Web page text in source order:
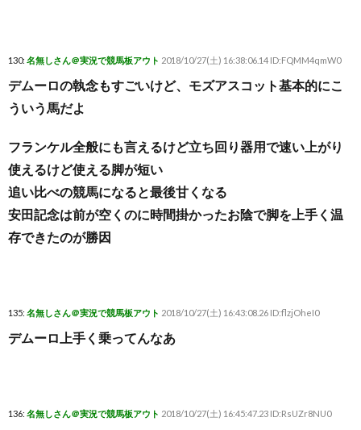
130: 名無しさん＠実況で競馬板アウト 2018/10/27(土) 16:38:06.14 ID:FQMM4qmW0
デムーロの執念もすごいけど、モズアスコット基本的にこ
ういう馬だよ
フランケル全般にも言えるけど立ち回り器用で速い上がり
使えるけど使える脚が短い
追い比べの競馬になると最後甘くなる
安田記念は前が空くのに時間掛かったお陰で脚を上手く温
存できたのが勝因
135: 名無しさん＠実況で競馬板アウト 2018/10/27(土) 16:43:08.26 ID:flzjOheI0
デムーロ上手く乗ってんなあ
136: 名無しさん＠実況で競馬板アウト 2018/10/27(土) 16:45:47.23 ID:RsUZr8NU0